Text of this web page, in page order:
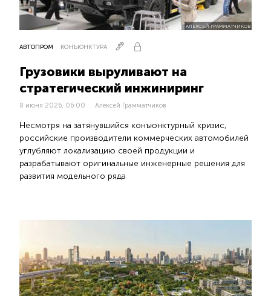
АЛЕКСЕЙ ГРАММАТЧИКОВ
АВТОПРОМ КОНЪЮНКТУРА
Грузовики выруливают на
стратегический инжиниринг
8 июня 2026, 06:00 Алексей Грамматчиков
Несмотря на затянувшийся конъюнктурный кризис,
российские производители коммерческих автомобилей
углубляют локализацию своей продукции и
разрабатывают оригинальные инженерные решения для
развития модельного ряда